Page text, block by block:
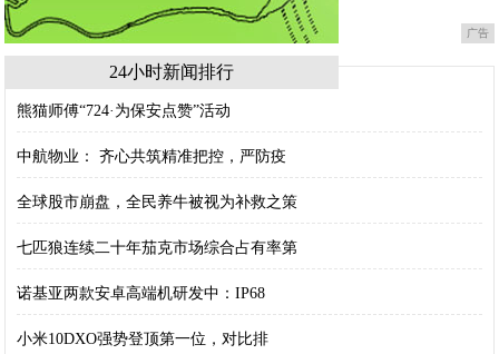
广告
24小时新闻排行
熊猫师傅“724·为保安点赞”活动
中航物业： 齐心共筑精准把控，严防疫
全球股市崩盘，全民养牛被视为补救之策
七匹狼连续二十年茄克市场综合占有率第
诺基亚两款安卓高端机研发中：IP68
小米10DXO强势登顶第一位，对比排